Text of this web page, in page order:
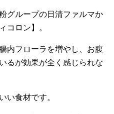
グループの日清ファルマか
コロン】。
内フローラを増やし、お腹
るが効果が全く感じられな
い食材です。